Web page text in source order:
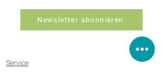
Newsletter abonnieren
Service